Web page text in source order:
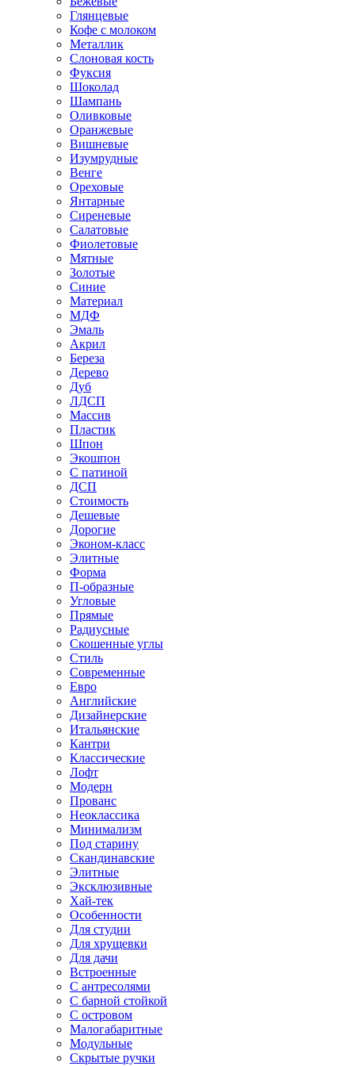
Глянцевые
Кофе с молоком
Металлик
Слоновая кость
Фуксия
Шоколад
Шампань
Оливковые
Оранжевые
Вишневые
Изумрудные
Венге
Ореховые
Янтарные
Сиреневые
Салатовые
Фиолетовые
Мятные
Золотые
Синие
Материал
МДФ
Эмаль
Акрил
Береза
Дерево
Дуб
ЛДСП
Массив
Пластик
Шпон
Экошпон
С патиной
ДСП
Стоимость
Дешевые
Дорогие
Эконом-класс
Элитные
Форма
П-образные
Угловые
Прямые
Радиусные
Скошенные углы
Стиль
Современные
Евро
Английские
Дизайнерские
Итальянские
Кантри
Классические
Лофт
Модерн
Прованс
Неоклассика
Минимализм
Под старину
Скандинавские
Элитные
Эксклюзивные
Хай-тек
Особенности
Для студии
Для хрущевки
Для дачи
Встроенные
С антресолями
С барной стойкой
С островом
Малогабаритные
Модульные
Скрытые ручки